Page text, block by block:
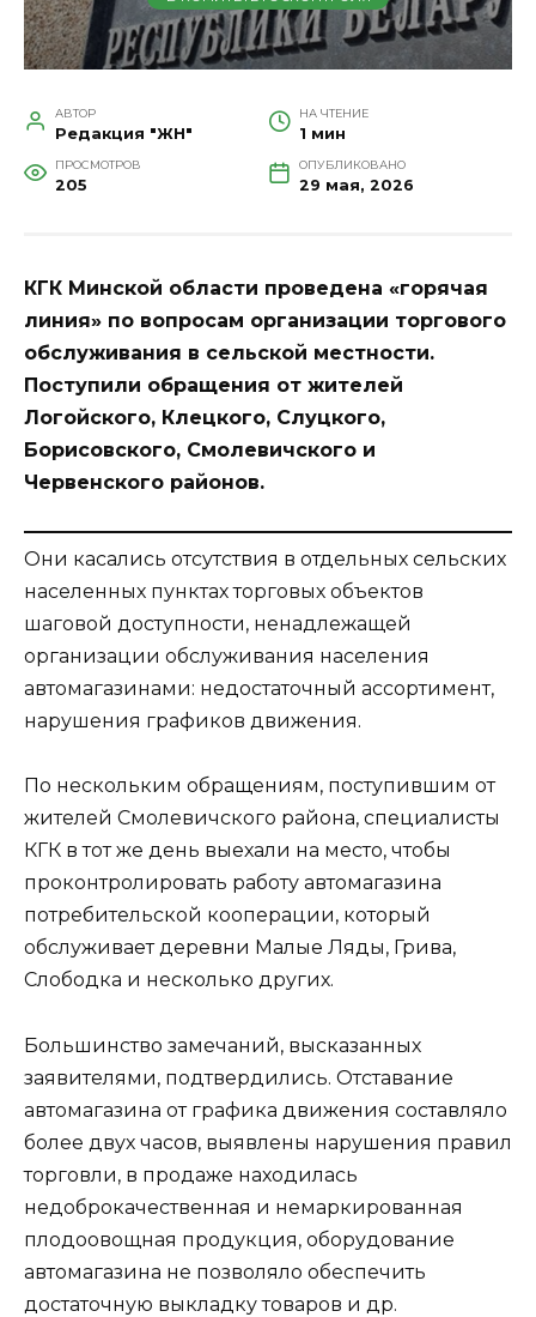
АВТОР
Редакция "ЖН"
НА ЧТЕНИЕ
1 мин
ПРОСМОТРОВ
205
ОПУБЛИКОВАНО
29 мая, 2026
КГК Минской области проведена «горячая
линия» по вопросам организации торгового
обслуживания в сельской местности.
Поступили обращения от жителей
Логойского, Клецкого, Слуцкого,
Борисовского, Смолевичского и
Червенского районов.
Они касались отсутствия в отдельных сельских
населенных пунктах торговых объектов
шаговой доступности, ненадлежащей
организации обслуживания населения
автомагазинами: недостаточный ассортимент,
нарушения графиков движения.
По нескольким обращениям, поступившим от
жителей Смолевичского района, специалисты
КГК в тот же день выехали на место, чтобы
проконтролировать работу автомагазина
потребительской кооперации, который
обслуживает деревни Малые Ляды, Грива,
Слободка и несколько других.
Большинство замечаний, высказанных
заявителями, подтвердились. Отставание
автомагазина от графика движения составляло
более двух часов, выявлены нарушения правил
торговли, в продаже находилась
недоброкачественная и немаркированная
плодоовощная продукция, оборудование
автомагазина не позволяло обеспечить
достаточную выкладку товаров и др.